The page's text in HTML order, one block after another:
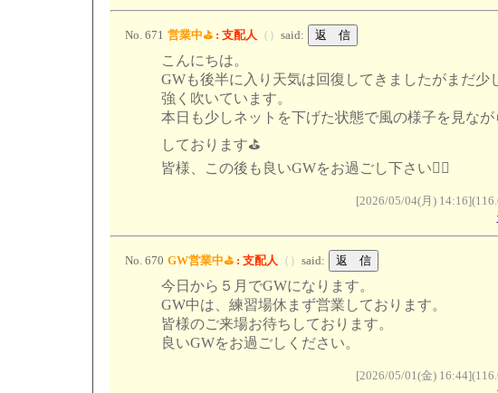
No. 671 営業中⛳️: 支配人 （ ） said:
こんにちは。
GWも後半に入り天気は回復してきましたがまだ少
強く吹いています。
本日も少しネットを下げた状態で風の様子を見なが
しております⛳️
皆様、この後も良いGWをお過ごし下さい🙇‍♂️
[2026/05/04(月)
No. 670 GW営業中⛳: 支配人 （ ） said:
今日から５月でGWになります。
GW中は、練習場休まず営業しております。
皆様のご来場お待ちしております。
良いGWをお過ごしください。
[2026/05/01(金)